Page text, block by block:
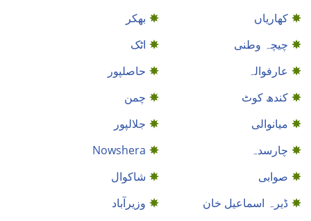
کھاریاں
بھکر
چیچہ وطنی
اٹک
عارفوالہ
حاصلپور
کندھ کوٹ
چمن
میانوالی
جلالپور
چارسدہ
Nowshera
صوابی
شاكوال
ڈیرہ اسماعیل خان
وزیرآباد